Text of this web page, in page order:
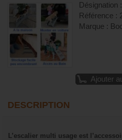
Désignation
Référence :
Marque :
Ajouter
DESCRIPTION
L’escalier multi usage est